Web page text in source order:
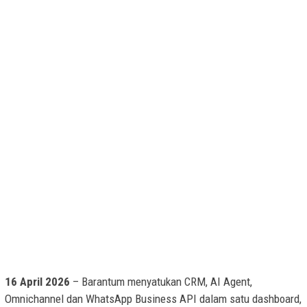
16 April 2026 – Barantum menyatukan CRM, AI Agent,
Omnichannel dan WhatsApp Business API dalam satu dashboard,